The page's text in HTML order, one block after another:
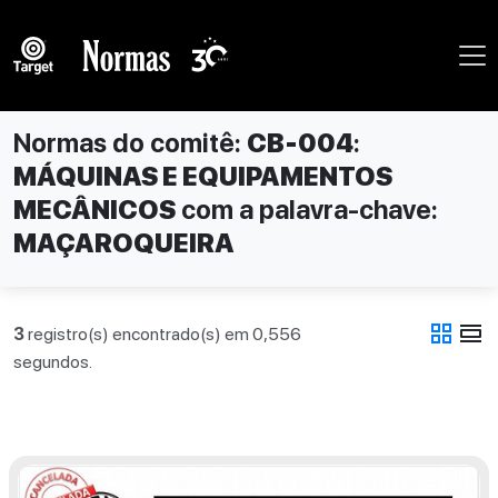
Normas do comitê: CB-004:
MÁQUINAS E EQUIPAMENTOS
MECÂNICOS com a palavra-chave:
MAÇAROQUEIRA
3registro(s) encontrado(s) em 0,556
segundos.
grid_view view_day